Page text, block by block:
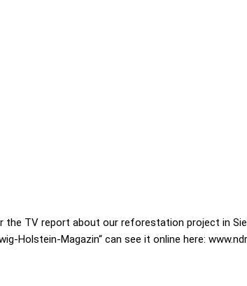
the TV report about our reforestation project in
Holstein-Magazin“ can see it online here: